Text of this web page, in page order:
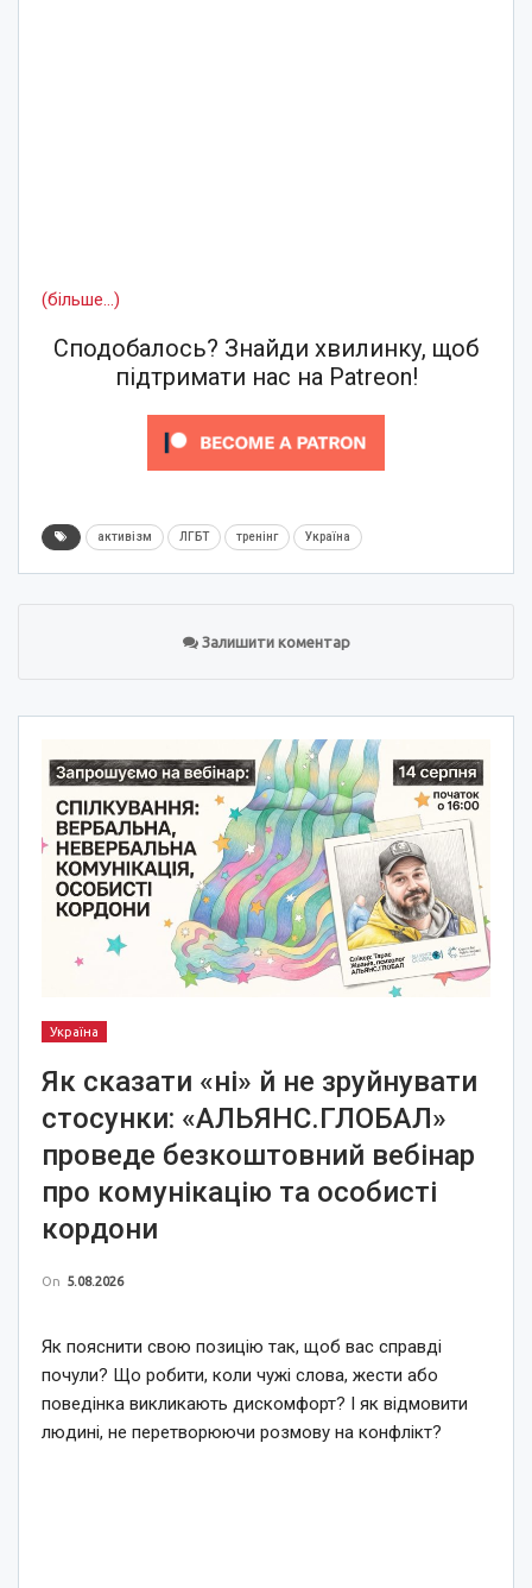
(більше…)
Сподобалось? Знайди хвилинку, щоб
підтримати нас на Patreon!
активізм ЛГБТ тренінг Україна
Залишити коментар
Україна
Як сказати «ні» й не зруйнувати
стосунки: «АЛЬЯНС.ГЛОБАЛ»
проведе безкоштовний вебінар
про комунікацію та особисті
кордони
On 5.08.2026
Як пояснити свою позицію так, щоб вас справді
почули? Що робити, коли чужі слова, жести або
поведінка викликають дискомфорт? І як відмовити
людині, не перетворюючи розмову на конфлікт?